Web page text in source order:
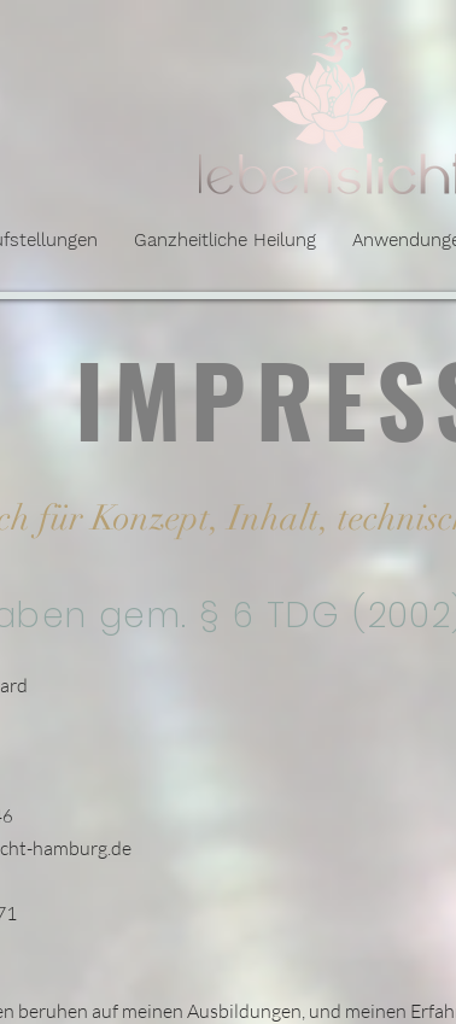
Ganzheitliche Heilung
für Konzept, Inhalt,
gem. § 6 TDG
hamburg.de
beruhen auf meinen Ausbildungen, und meinen